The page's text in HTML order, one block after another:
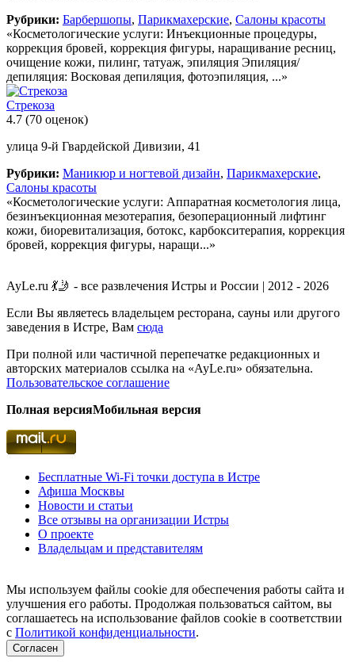
Рубрики: Барбершопы, Парикмахерские, Салоны красоты
«Косметологические услуги: Инъекционные процедуры,
коррекция бровей, коррекция фигуры, наращивание ресниц,
очищение кожи, пилинг, татуаж, эпиляция Эпиляция/
депиляция: Восковая депиляция, фотоэпиляция, ...»
Стрекоза
4.7 (70 оценок)
улица 9-й Гвардейской Дивизии, 41
Рубрики: Маникюр и ногтевой дизайн, Парикмахерские,
Салоны красоты
«Косметологические услуги: Аппаратная косметология лица,
безинъекционная мезотерапия, безоперационный лифтинг
кожи, биоревитализация, ботокс, карбокситерапия, коррекция
бровей, коррекция фигуры, наращи...»
AyLe.ru 💃🤳 - все развлечения Истры и России | 2012 - 2026
Если Вы являетесь владельцем ресторана, сауны или другого
заведения в Истре, Вам сюда
При полной или частичной перепечатке редакционных и
авторских материалов ссылка на «AyLe.ru» обязательна.
Пользовательское соглашение
Полная версияМобильная версия
Бесплатные Wi-Fi точки доступа в Истре
Афиша Москвы
Новости и статьи
Все отзывы на организации Истры
О проекте
Владельцам и представителям
Мы используем файлы cookie для обеспечения работы сайта и
улучшения его работы. Продолжая пользоваться сайтом, вы
соглашаетесь на использование файлов cookie в соответствии
с Политикой конфиденциальности.
Согласен